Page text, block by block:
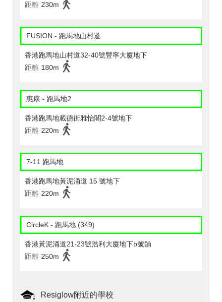
距離 230m
FUSION - 跑馬地山村道
香港跑馬地山村道32-40號豐寧大廈地下
距離 180m
惠康 - 跑馬地2
香港跑馬地載德街雅怡閣2-4號地下
距離 220m
7-11 跑馬地
香港跑馬地黃泥涌道 15 號地下
距離 220m
CircleK - 跑馬地 (349)
香港黃泥涌道21-23號浩利大廈地下b號舖
距離 250m
Resiglow附近的學校